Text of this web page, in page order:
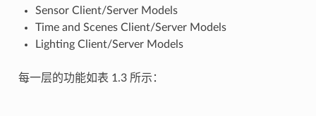
Sensor Client/Server Models
Time and Scenes Client/Server Models
Lighting Client/Server Models
每一层的功能如表 1.3 所示：